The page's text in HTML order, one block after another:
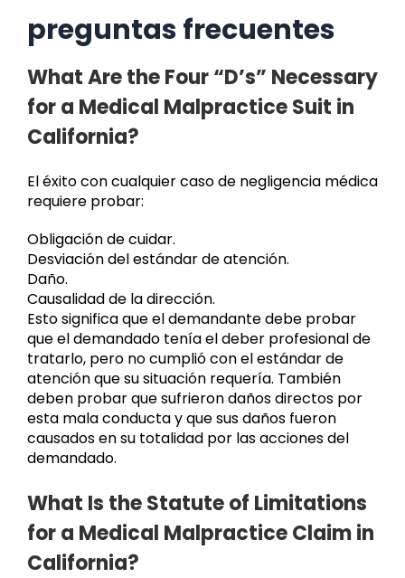
preguntas frecuentes
What Are the Four “D’s” Necessary
for a Medical Malpractice Suit in
California?
El éxito con cualquier caso de negligencia médica
requiere probar:
Obligación de cuidar.
Desviación del estándar de atención.
Daño.
Causalidad de la dirección.
Esto significa que el demandante debe probar
que el demandado tenía el deber profesional de
tratarlo, pero no cumplió con el estándar de
atención que su situación requería. También
deben probar que sufrieron daños directos por
esta mala conducta y que sus daños fueron
causados en su totalidad por las acciones del
demandado.
What Is the Statute of Limitations
for a Medical Malpractice Claim in
California?